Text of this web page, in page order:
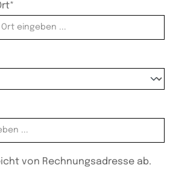
von Rechnungsadresse ab.